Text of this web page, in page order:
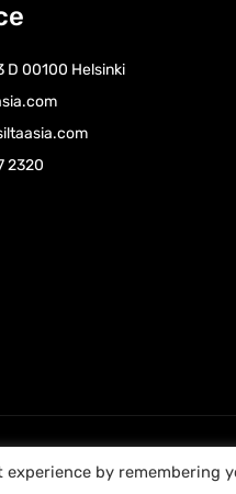
D 00100 Helsinki
2320
by remembering